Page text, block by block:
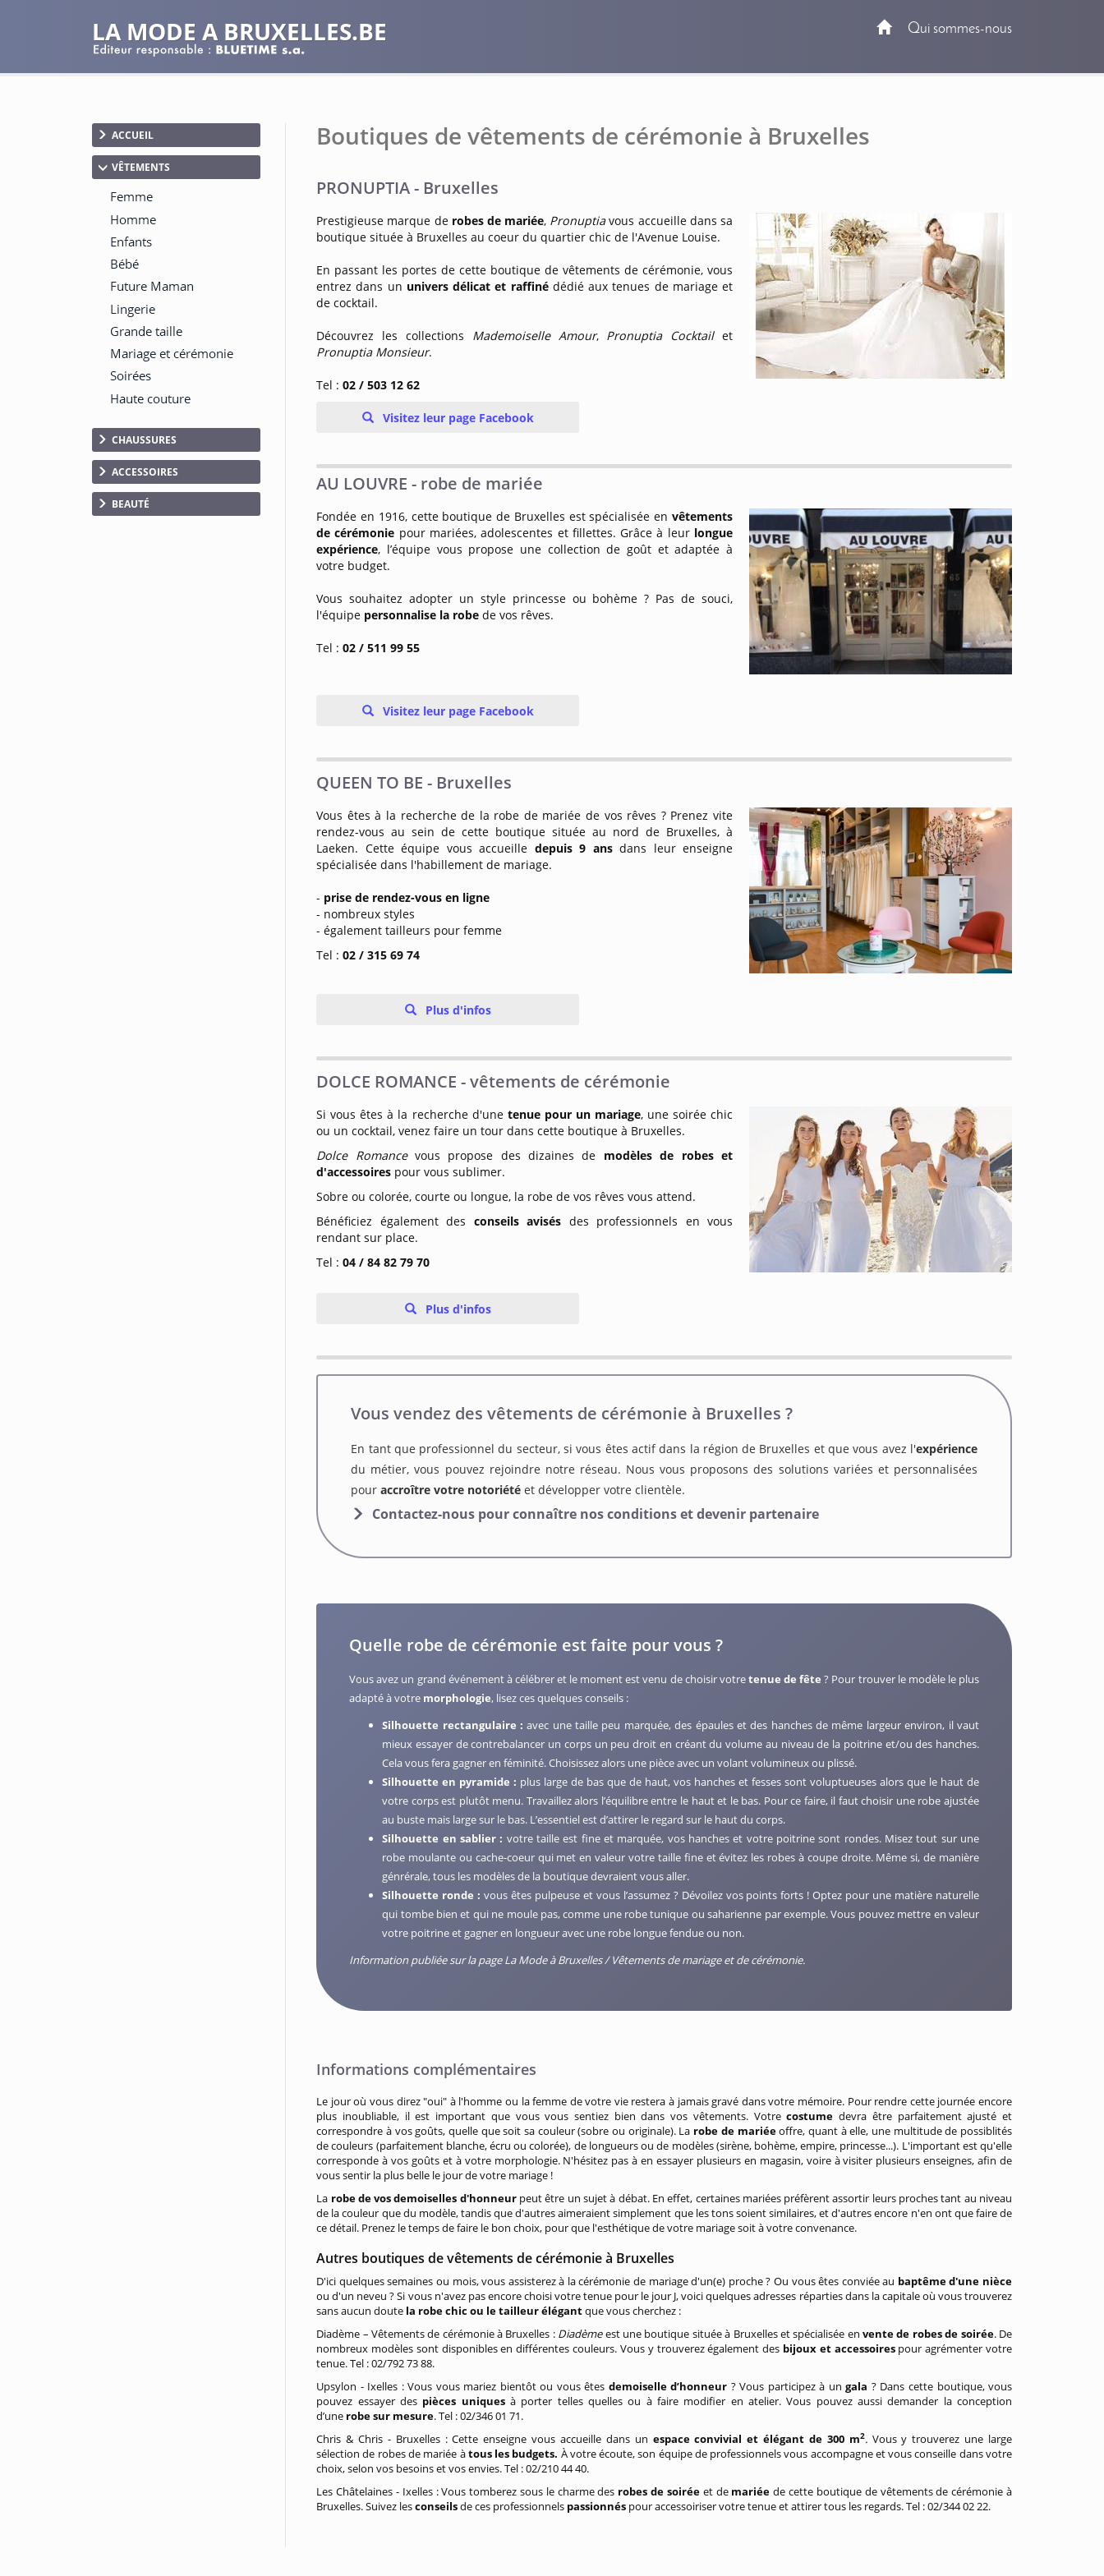
Qui sommes-nous
LA MODE A BRUXELLES.BE
ACCUEIL
VÊTEMENTS
CHAUSSURES
ACCESSOIRES
BEAUTÉ
Boutiques de vêtements de cérémonie à Bruxelles
PRONUPTIA - Bruxelles
Prestigieuse marque de robes de mariée, Pronuptiavous accueille dans sa
boutique située à Bruxelles au coeur du quartier chic de l'Avenue Louise.
En passant les portes de cette boutique de vêtements de cérémonie, vous
entrez dans un univers délicat et raffinédédié aux tenues de mariage et
de cocktail.
Découvrez les collections Mademoiselle Amour, Pronuptia Cocktailet
Pronuptia Monsieur.
Tel :02 / 503 12 62
Visitez leur page Facebook
AU LOUVRE - robe de mariée
Fondée en 1916, cette boutique de Bruxelles est spécialisée en vêtements
de cérémonie pour mariées, adolescentes et fillettes. Grâce à leur longue
expérience, l’équipe vous propose une collection de goût et adaptée à
votre budget.
Vous souhaitez adopter un style princesse ou bohème ? Pas de souci,
l'équipe personnalise la robe de vos rêves.
Tel :02 / 511 99 55
Visitez leur page Facebook
QUEEN TO BE - Bruxelles
Vous êtes à la recherche de la robe de mariée de vos rêves ? Prenez vite
rendez-vous au sein de cette boutique située au nord de Bruxelles, à
Laeken. Cette équipe vous accueille depuis 9 ansdans leur enseigne
spécialisée dans l'habillement de mariage.
- prise de rendez-vous en ligne
- nombreux styles
- également tailleurs pour femme
Tel :02 / 315 69 74
Plus d'infos
DOLCE ROMANCE - vêtements de cérémonie
Si vous êtes à la recherche d'unetenue pour un mariage, une soirée chic
ou un cocktail, venez faire un tour dans cette boutique à Bruxelles.
Dolce Romancevous propose des dizaines de modèles de robes et
d'accessoires pour vous sublimer.
Sobre ou colorée, courte ou longue, la robe de vos rêves vous attend.
Bénéficiez également des conseils avisés des professionnels en vous
rendant sur place.
Tel :04 / 84 82 79 70
Plus d'infos
Vous vendez des vêtements de cérémonie à Bruxelles ?
En tant que professionnel du secteur, si vous êtes actif dans la région de Bruxelles et que vous avez l'expérience
du métier, vous pouvez rejoindre notre réseau. Nous vous proposons des solutions variées et personnalisées
pouraccroître votre notoriété et développer votre clientèle.
Contactez-nous pour connaître nos conditions et devenir partenaire
Quelle robe de cérémonie est faite pour vous ?
Vous avez un grand événement à célébrer et le moment est venu de choisir votretenue de fête? Pour trouver le modèle le plus
adapté à votre morphologie, lisez ces quelques conseils :
Silhouette rectangulaire : avec une taille peu marquée, des épaules et des hanches de même largeur environ, il vaut
mieux essayer de contrebalancer un corps un peu droit en créant du volume au niveau de la poitrine et/ou des hanches.
Cela vous fera gagner en féminité. Choisissez alors une pièce avec un volant volumineux ou plissé.
Silhouette en pyramide : plus large de bas que de haut, vos hanches et fesses sont voluptueuses alors que le haut de
votre corps est plutôt menu. Travaillez alors l’équilibre entre le haut et le bas. Pour ce faire, il faut choisir une robe ajustée
au buste mais large sur le bas. L’essentiel est d’attirer le regard sur le haut du corps.
Silhouette en sablier : votre taille est fine et marquée, vos hanches et votre poitrine sont rondes. Misez tout sur une
robe moulante ou cache-coeur qui met en valeur votre taille fine et évitez les robes à coupe droite. Même si, de manière
génrérale, tous les modèles de la boutique devraient vous aller.
Silhouette ronde :vous êtes pulpeuse et vous l’assumez ? Dévoilez vos points forts ! Optez pour une matière naturelle
qui tombe bien et qui ne moule pas, comme une robe tunique ou saharienne par exemple. Vous pouvez mettre en valeur
votre poitrine et gagner en longueur avec une robe longue fendue ou non.
Information publiée sur la page La Mode à Bruxelles / Vêtements de mariage et de cérémonie.
Informations complémentaires
Le jour où vous direz "oui" à l'homme ou la femme de votre vie restera à jamais gravé dans votre mémoire. Pour rendre cette journée encore
plus inoubliable, il est important que vous vous sentiez bien dans vos vêtements. Votrecostumedevra être parfaitement ajusté et
correspondre à vos goûts, quelle que soit sa couleur (sobre ou originale). La robe de mariéeoffre, quant à elle, une multitude de possiblités
de couleurs (parfaitement blanche, écru ou colorée), de longueurs ou de modèles (sirène, bohème, empire, princesse...). L'important est qu'elle
corresponde à vos goûts et à votre morphologie. N'hésitez pas à en essayer plusieurs en magasin, voire à visiter plusieurs enseignes, afin de
vous sentir la plus belle le jour de votre mariage !
La robe de vos demoiselles d'honneurpeut être un sujet à débat. En effet, certaines mariées préfèrent assortir leurs proches tant au niveau
de la couleur que du modèle, tandis que d'autres aimeraient simplement que les tons soient similaires, et d'autres encore n'en ont que faire de
ce détail. Prenez le temps de faire le bon choix, pour que l'esthétique de votre mariage soit à votre convenance.
Autres boutiques de vêtements de cérémonie à Bruxelles
D'ici quelques semaines ou mois, vous assisterez à la cérémonie de mariage d'un(e) proche ? Ou vous êtes conviée au baptême d'une nièce
ou d'un neveu ? Si vous n'avez pas encore choisi votre tenue pour le jour J, voici quelques adresses réparties dans la capitale où vous trouverez
sans aucun doute la robe chic ou le tailleur élégantque vous cherchez :
Diadème – Vêtements de cérémonie à Bruxelles : Diadèmeest une boutique située à Bruxelles et spécialisée envente de robes de soirée. De
nombreux modèles sont disponibles en différentes couleurs. Vous y trouverez également des bijoux et accessoirespour agrémenter votre
tenue. Tel : 02/792 73 88.
Upsylon - Ixelles : Vous vous mariez bientôt ou vous êtes demoiselle d’honneur ? Vous participez à ungala ? Dans cette boutique, vous
pouvez essayer despièces uniquesà porter telles quelles ou à faire modifier en atelier. Vous pouvez aussi demander la conception
d’une robe sur mesure. Tel : 02/346 01 71.
Chris & Chris - Bruxelles : Cette enseigne vous accueille dans un espace convivial et élégant de 300 m2.Vous y trouverez une large
sélection de robes de mariée àtous les budgets. À votre écoute, son équipe de professionnels vous accompagne et vous conseille dans votre
choix, selon vos besoins et vos envies. Tel : 02/210 44 40.
Les Châtelaines - Ixelles : Vous tomberez sous le charme des robes de soiréeet de mariéede cette boutique de vêtements de cérémonie à
Bruxelles. Suivez lesconseilsde ces professionnels passionnés pour accessoiriser votre tenue et attirer tous les regards. Tel : 02/344 02 22.